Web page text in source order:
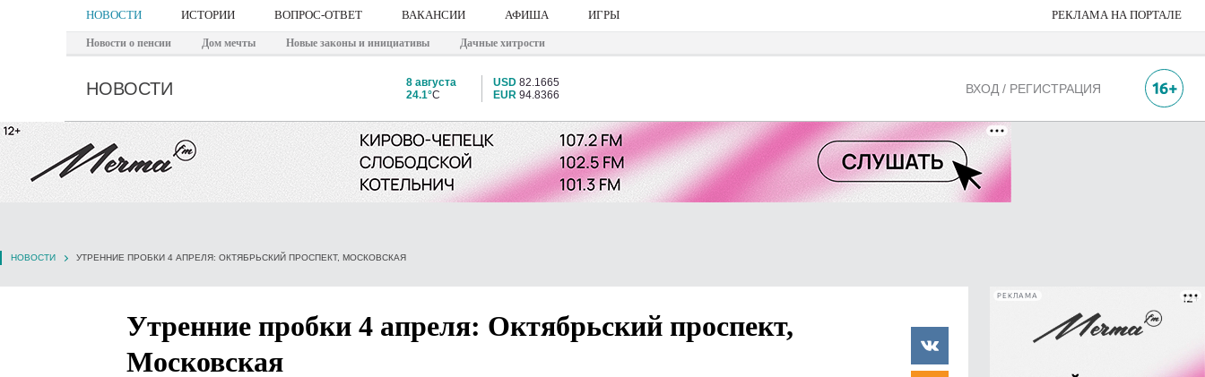
НОВОСТИ ИСТОРИИ ВОПРОС-ОТВЕТ ВАКАНСИИ АФИША ИГРЫ РЕКЛАМА НА ПОРТАЛЕ
Новости о пенсии Дом мечты Новые законы и инициативы Дачные хитрости
НОВОСТИ
8 августа
24.1°C
USD 82.1665
EUR 94.8366 ВХОД / РЕГИСТРАЦИЯ
НОВОСТИ УТРЕННИЕ ПРОБКИ 4 АПРЕЛЯ: ОКТЯБРЬСКИЙ ПРОСПЕКТ, МОСКОВСКАЯ
Утренние пробки 4 апреля: Октябрьский проспект,
Московская
РЕКЛАМА